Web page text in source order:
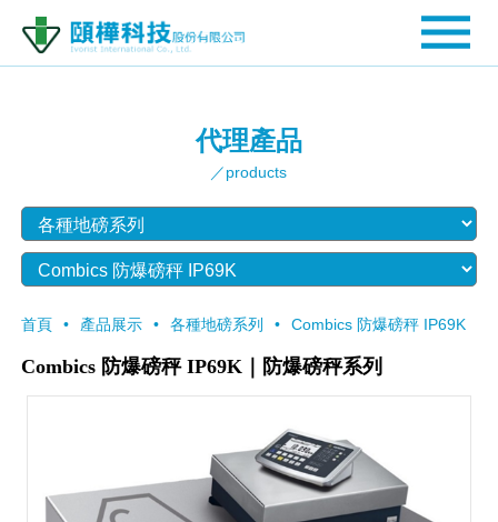
代理產品
／products
首頁 產品展示 各種地磅系列 Combics 防爆磅秤 IP69K
Combics 防爆磅秤 IP69K｜防爆磅秤系列